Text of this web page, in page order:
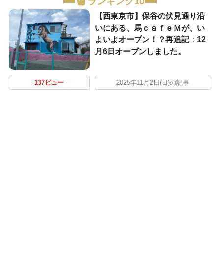
【西東京市】保谷の伏見通り沿
いにある、馬ｃａｆｅＭが、い
よいよオープン！？再追記：12
月6日オープンしました。
137ビュー 2025年11月2日(日)の記事